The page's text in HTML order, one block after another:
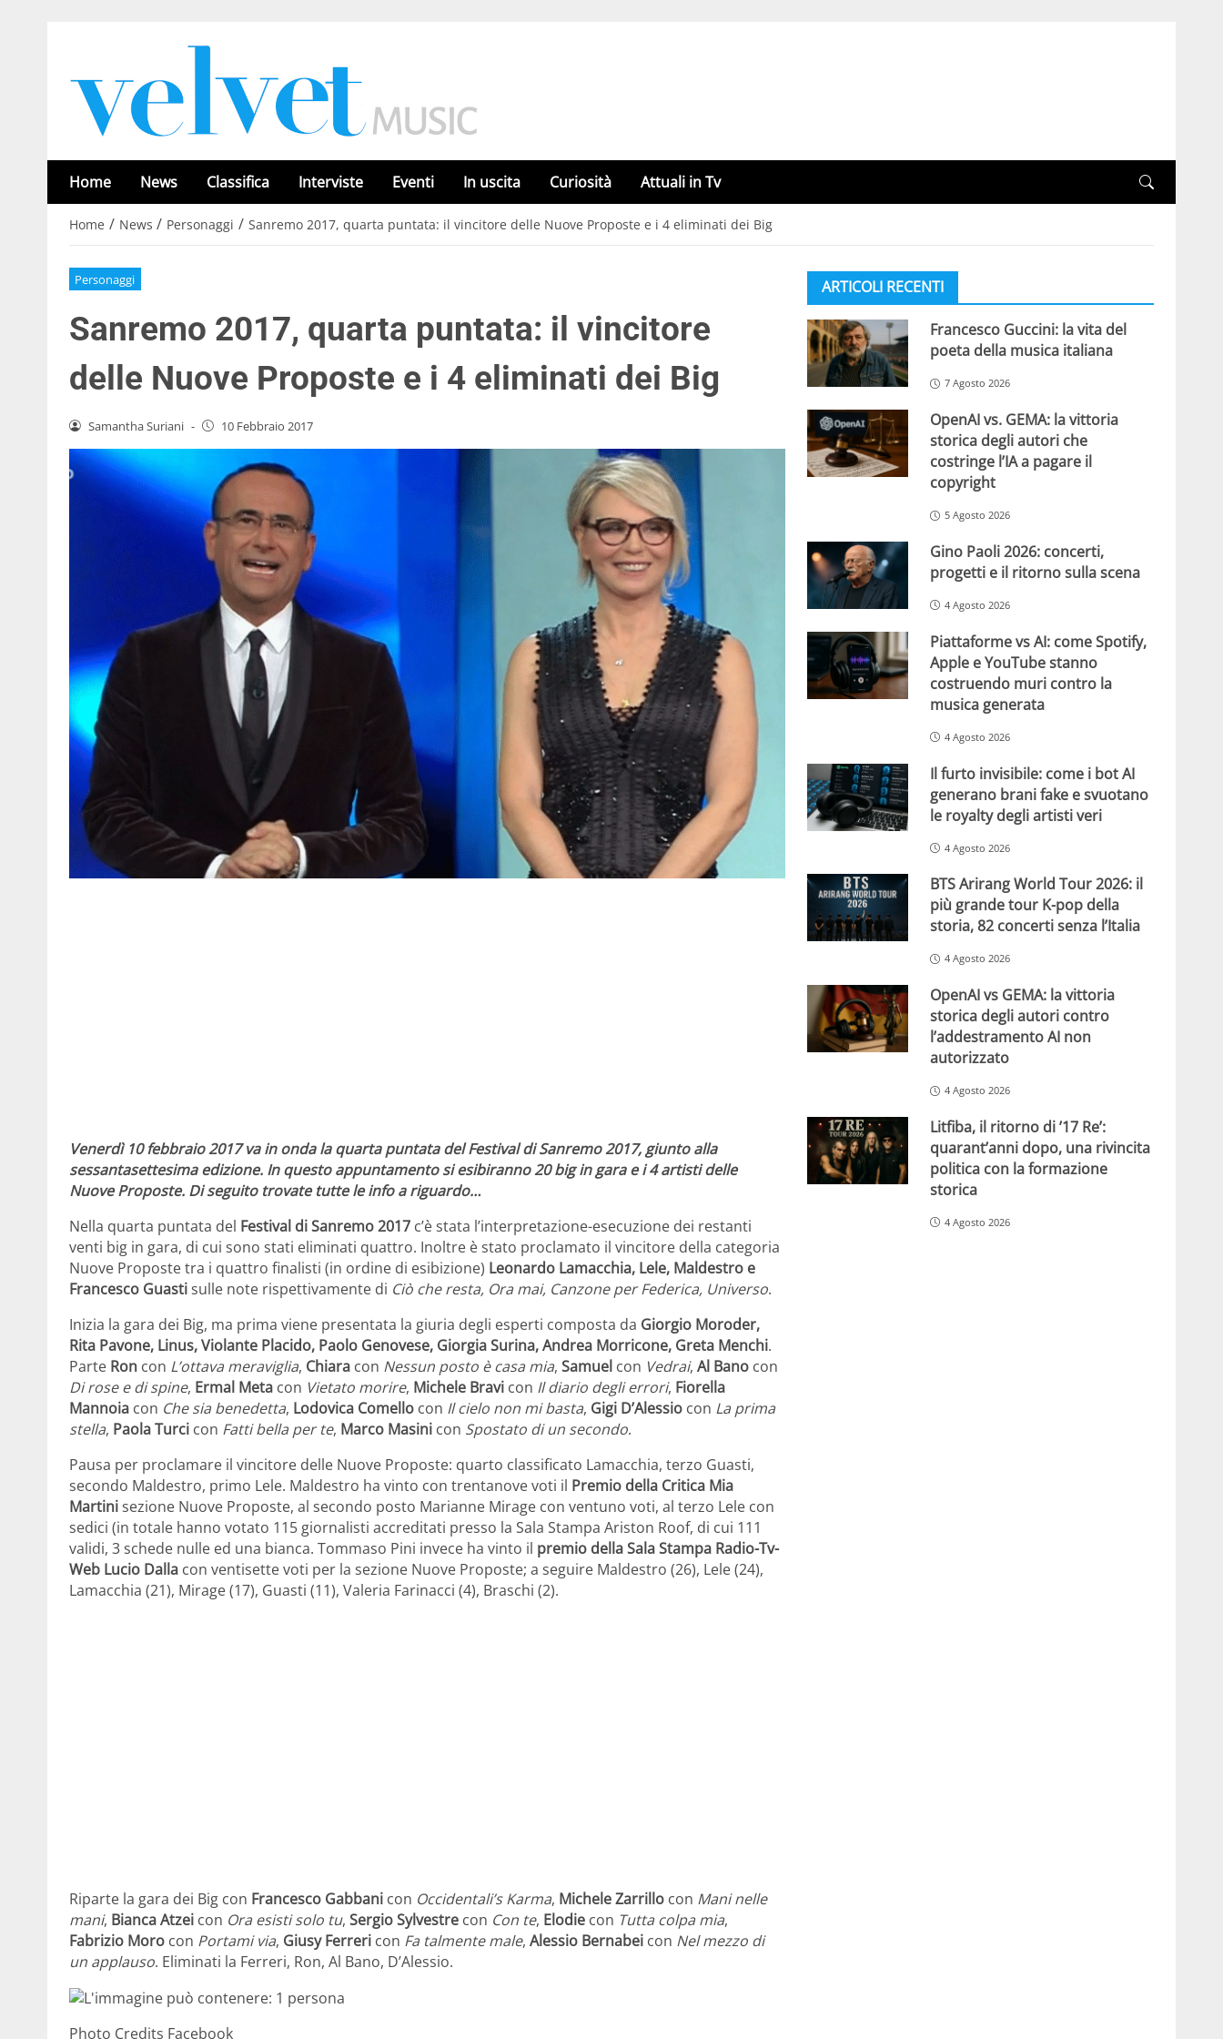
Home News Classifica Interviste Eventi In uscita Curiosità Attuali in Tv
Home / News / Personaggi / Sanremo 2017, quarta puntata: il vincitore delle Nuove Proposte e i 4 eliminati dei Big
Personaggi
Sanremo 2017, quarta puntata: il vincitore
delle Nuove Proposte e i 4 eliminati dei Big
Samantha Suriani - 10 Febbraio 2017
Venerdì 10 febbraio 2017 va in onda la quarta puntata del Festival di Sanremo 2017, giunto alla
sessantasettesima edizione. In questo appuntamento si esibiranno 20 big in gara e i 4 artisti delle
Nuove Proposte. Di seguito trovate tutte le info a riguardo…
Nella quarta puntata del Festival di Sanremo 2017 c’è stata l’interpretazione-esecuzione dei restanti
venti big in gara, di cui sono stati eliminati quattro. Inoltre è stato proclamato il vincitore della categoria
Nuove Proposte tra i quattro finalisti (in ordine di esibizione) Leonardo Lamacchia, Lele, Maldestro e
Francesco Guastisulle note rispettivamente di Ciò che resta, Ora mai, Canzone per Federica, Universo.
Inizia la gara dei Big, ma prima viene presentata la giuria degli esperti composta da Giorgio Moroder,
Rita Pavone, Linus, Violante Placido, Paolo Genovese, Giorgia Surina, Andrea Morricone, Greta Menchi.
Parte Ron con L’ottava meraviglia, Chiara con Nessun posto è casa mia, Samuel con Vedrai, Al Bano con
Di rose e di spine, Ermal Meta con Vietato morire, Michele Bravi con Il diario degli errori, Fiorella
Mannoia con Che sia benedetta, Lodovica Comello con Il cielo non mi basta, Gigi D’Alessio con La prima
stella, Paola Turci con Fatti bella per te, Marco Masini con Spostato di un secondo.
Pausa per proclamare il vincitore delle Nuove Proposte: quarto classificato Lamacchia, terzo Guasti,
secondo Maldestro, primo Lele. Maldestro ha vinto con trentanove voti il Premio della Critica Mia
Martinisezione Nuove Proposte, al secondo posto Marianne Mirage con ventuno voti, al terzo Lele con
sedici (in totale hanno votato 115 giornalisti accreditati presso la Sala Stampa Ariston Roof, di cui 111
validi, 3 schede nulle ed una bianca. Tommaso Pini invece ha vinto il premio della Sala Stampa Radio-Tv-
Web Lucio Dalla con ventisette voti per la sezione Nuove Proposte; a seguire Maldestro (26), Lele (24),
Lamacchia (21), Mirage (17), Guasti (11), Valeria Farinacci (4), Braschi (2).
Riparte la gara dei Big con Francesco Gabbani con Occidentali’s Karma, Michele Zarrillo con Mani nelle
mani, Bianca Atzei con Ora esisti solo tu, Sergio Sylvestre con Con te, Elodie con Tutta colpa mia,
Fabrizio Moro con Portami via, Giusy Ferreri con Fa talmente male, Alessio Bernabei con Nel mezzo di
un applauso. Eliminati la Ferreri, Ron, Al Bano, D’Alessio.
Photo Credits Facebook
ARTICOLI RECENTI
Francesco Guccini: la vita del
poeta della musica italiana
7 Agosto 2026
OpenAI vs. GEMA: la vittoria
storica degli autori che
costringe l’IA a pagare il
copyright
5 Agosto 2026
Gino Paoli 2026: concerti,
progetti e il ritorno sulla scena
4 Agosto 2026
Piattaforme vs AI: come Spotify,
Apple e YouTube stanno
costruendo muri contro la
musica generata
4 Agosto 2026
Il furto invisibile: come i bot AI
generano brani fake e svuotano
le royalty degli artisti veri
4 Agosto 2026
BTS Arirang World Tour 2026: il
più grande tour K-pop della
storia, 82 concerti senza l’Italia
4 Agosto 2026
OpenAI vs GEMA: la vittoria
storica degli autori contro
l’addestramento AI non
autorizzato
4 Agosto 2026
Litfiba, il ritorno di ’17 Re’:
quarant’anni dopo, una rivincita
politica con la formazione
storica
4 Agosto 2026